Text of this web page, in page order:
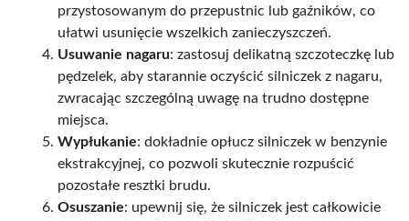
przystosowanym do przepustnic lub gaźników, co
ułatwi usunięcie wszelkich zanieczyszczeń.
Usuwanie nagaru: zastosuj delikatną szczoteczkę lub
pędzelek, aby starannie oczyścić silniczek z nagaru,
zwracając szczególną uwagę na trudno dostępne
miejsca.
Wypłukanie: dokładnie opłucz silniczek w benzynie
ekstrakcyjnej, co pozwoli skutecznie rozpuścić
pozostałe resztki brudu.
Osuszanie: upewnij się, że silniczek jest całkowicie